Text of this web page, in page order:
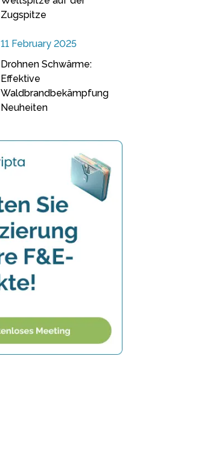
Zugspitze
11 February 2025
Drohnen Schwärme:
Effektive
Waldbrandbekämpfung
Neuheiten